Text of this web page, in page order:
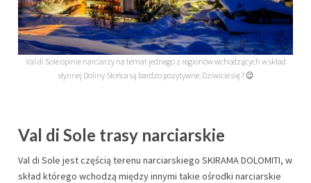
Val di Sole opinie narciarzy na temat jednego z regionów wchodzących w skład
słynnej Doliny Słońca są bardzo pozytywne. Dziwicie się ? 😉
Val di Sole trasy narciarskie
Val di Sole jest częścią terenu narciarskiego SKIRAMA DOLOMITI, w
skład którego wchodzą między innymi takie ośrodki narciarskie